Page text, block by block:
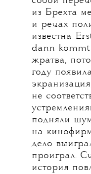
из Брехта
и речах
известна
dann
жратва,
году
не
подняли
на
дело
проиграл.
история